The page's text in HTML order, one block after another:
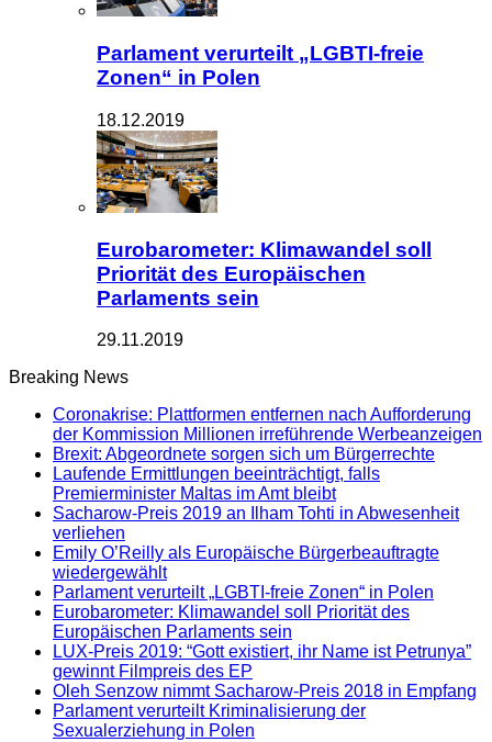
Parlament verurteilt „LGBTI-freie
Zonen“ in Polen
18.12.2019
Eurobarometer: Klimawandel soll
Priorität des Europäischen
Parlaments sein
29.11.2019
Breaking News
Coronakrise: Plattformen entfernen nach Aufforderung
der Kommission Millionen irreführende Werbeanzeigen
Brexit: Abgeordnete sorgen sich um Bürgerrechte
Laufende Ermittlungen beeinträchtigt, falls
Premierminister Maltas im Amt bleibt
Sacharow-Preis 2019 an Ilham Tohti in Abwesenheit
verliehen
Emily O’Reilly als Europäische Bürgerbeauftragte
wiedergewählt
Parlament verurteilt „LGBTI-freie Zonen“ in Polen
Eurobarometer: Klimawandel soll Priorität des
Europäischen Parlaments sein
LUX-Preis 2019: “Gott existiert, ihr Name ist Petrunya”
gewinnt Filmpreis des EP
Oleh Senzow nimmt Sacharow-Preis 2018 in Empfang
Parlament verurteilt Kriminalisierung der
Sexualerziehung in Polen